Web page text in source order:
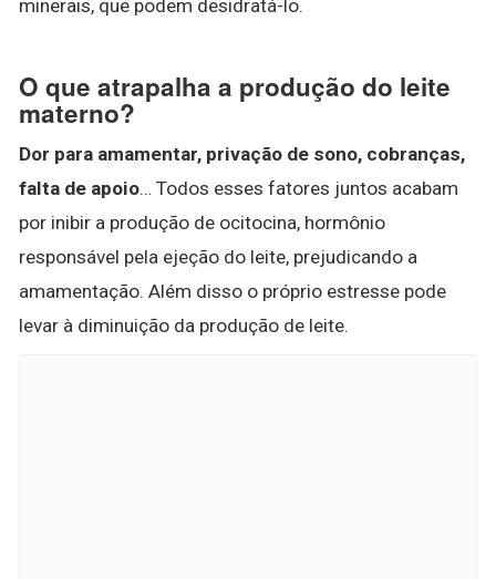
minerais, que podem desidratá-lo.
O que atrapalha a produção do leite
materno?
Dor para amamentar, privação de sono, cobranças,
falta de apoio… Todos esses fatores juntos acabam
por inibir a produção de ocitocina, hormônio
responsável pela ejeção do leite, prejudicando a
amamentação. Além disso o próprio estresse pode
levar à diminuição da produção de leite.